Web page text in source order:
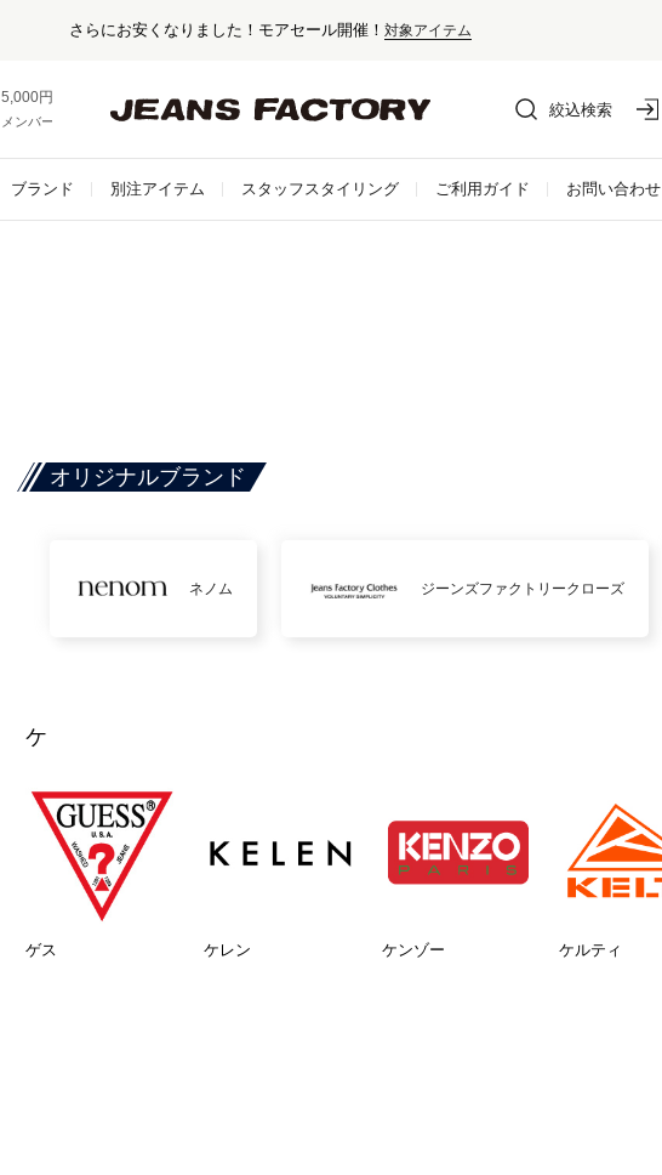
さらにお安くなりました！モアセール開催！ 対象アイテム
5,000円以上お買い上げで送料無料！
メンバー登録でお得な情報をゲット。さらに詳しく
絞込検索
ブランド 別注アイテム スタッフスタイリング ご利用ガイド お問い合わせ
オリジナルブランド
ネノム ジーンズファクトリークローズ
ケ
ゲス ケレン ケンゾー ケルティ